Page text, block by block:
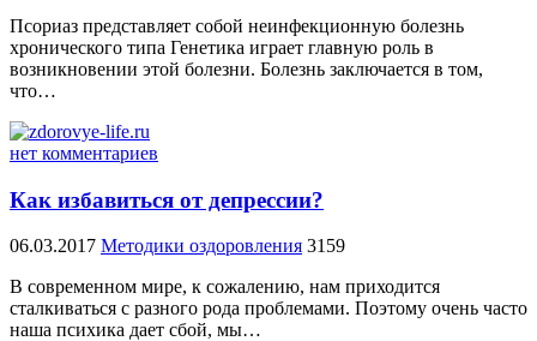
Псориаз представляет собой неинфекционную болезнь
хронического типа Генетика играет главную роль в
возникновении этой болезни. Болезнь заключается в том,
что…
нет комментариев
Как избавиться от депрессии?
06.03.2017 Методики оздоровления 3159
В современном мире, к сожалению, нам приходится
сталкиваться с разного рода проблемами. Поэтому очень часто
наша психика дает сбой, мы…